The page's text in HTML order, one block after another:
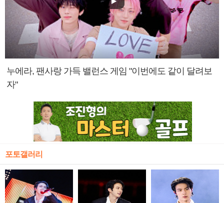
누에라, 팬사랑 가득 밸런스 게임 "이번에도 같이 달려보
자"
포토갤러리